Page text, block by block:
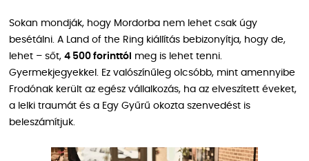
Sokan mondják, hogy Mordorba nem lehet csak úgy
besétálni. A Land of the Ring kiállítás bebizonyítja, hogy de,
lehet – sőt, 4 500 forinttól
meg is lehet tenni.
Gyermekjegyekkel. Ez valószínűleg olcsóbb, mint amennyibe
Frodónak került az egész vállalkozás, ha az elveszített éveket,
a lelki traumát és a Egy Gyűrű okozta szenvedést is
beleszámítjuk.